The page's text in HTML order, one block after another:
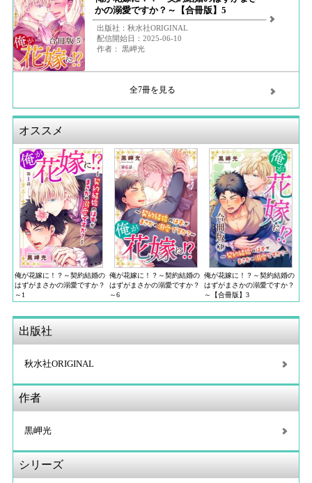
かの溺愛ですか？～【合冊版】5
出版社：秋水社ORIGINAL
配信開始日：2025-06-10
作者： 黒岬光
全7冊を見る
オススメ
俺が花嫁に！？～契約結婚の
はずがまさかの溺愛ですか？
～1
俺が花嫁に！？～契約結婚の
はずがまさかの溺愛ですか？
～6
俺が花嫁に！？～契約結婚の
はずがまさかの溺愛ですか？
～【合冊版】3
出版社
秋水社ORIGINAL
作者
黒岬光
シリーズ